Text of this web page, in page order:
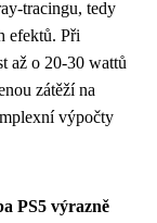
tracingu, tedy
efektů. Při
až o 20-30 wattů
zátěží na
výpočty
PS5 výrazně